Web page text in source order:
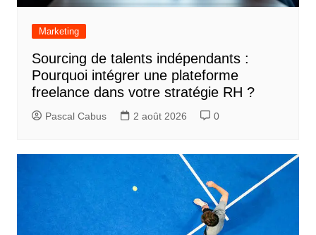
Marketing
Sourcing de talents indépendants :
Pourquoi intégrer une plateforme
freelance dans votre stratégie RH ?
Pascal Cabus 2 août 2026 0